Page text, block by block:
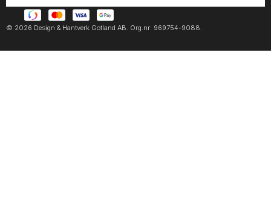
© 2026 Design & Hantverk Gotland AB. Org.nr: 969754-9088.